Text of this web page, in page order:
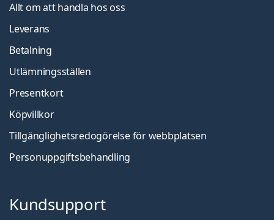
Allt om att handla hos oss
Leverans
Betalning
Utlämningsställen
Presentkort
Köpvillkor
Tillgänglighetsredogörelse för webbplatsen
Personuppgiftsbehandling
Kundsupport